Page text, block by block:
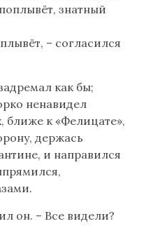
знатный
– согласился
как бы;
ненавидел
ближе к «Фелицате»,
держась
и направился
он. – Все видели?